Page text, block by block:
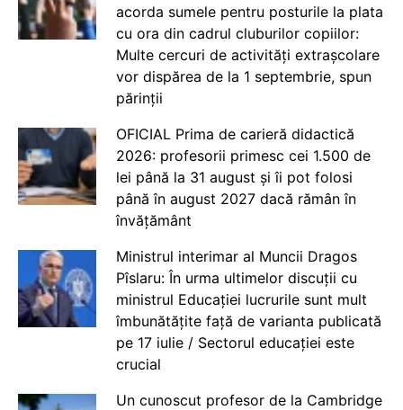
acorda sumele pentru posturile la plata
cu ora din cadrul cluburilor copiilor:
Multe cercuri de activități extrașcolare
vor dispărea de la 1 septembrie, spun
părinții
OFICIAL Prima de carieră didactică
2026: profesorii primesc cei 1.500 de
lei până la 31 august și îi pot folosi
până în august 2027 dacă rămân în
învățământ
Ministrul interimar al Muncii Dragos
Pîslaru: În urma ultimelor discuții cu
ministrul Educației lucrurile sunt mult
îmbunătățite față de varianta publicată
pe 17 iulie / Sectorul educației este
crucial
Un cunoscut profesor de la Cambridge